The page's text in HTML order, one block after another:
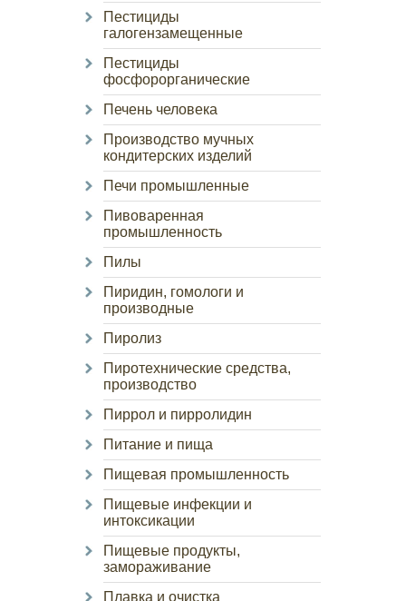
Пестициды
галогензамещенные
Пестициды
фосфорорганические
Печень человека
Производство мучных
кондитерских изделий
Печи промышленные
Пивоваренная
промышленность
Пилы
Пиридин, гомологи и
производные
Пиролиз
Пиротехнические средства,
производство
Пиррол и пирролидин
Питание и пища
Пищевая промышленность
Пищевые инфекции и
интоксикации
Пищевые продукты,
замораживание
Плавка и очистка